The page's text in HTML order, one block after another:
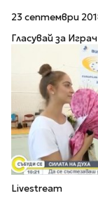
23 септември
Гласувай за
Livestream